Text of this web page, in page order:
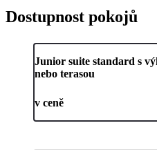
Dostupnost pokojů
Junior suite standard s
nebo terasou
v ceně